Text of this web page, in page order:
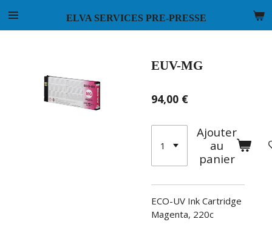
Passer
ELVA SERVICES PRE-PRESSE
EUV-MG
94,00 €
Ajouter
au
panier
ECO-UV Ink Cartridge
Magenta, 220c